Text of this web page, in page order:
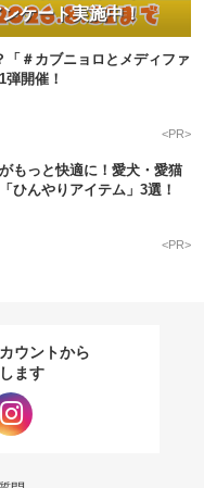
ケート実施中！
「＃カブニョロとメディファ
開催！
<PR>
もっと快適に！愛犬・愛猫
ひんやりアイテム」3選！
<PR>
ウントから
ます